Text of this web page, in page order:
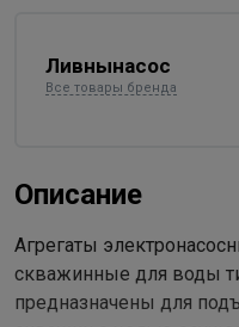
Ливнынасос
Все товары бренда
Описание
Агрегаты
скважинные для воды
предназначены для